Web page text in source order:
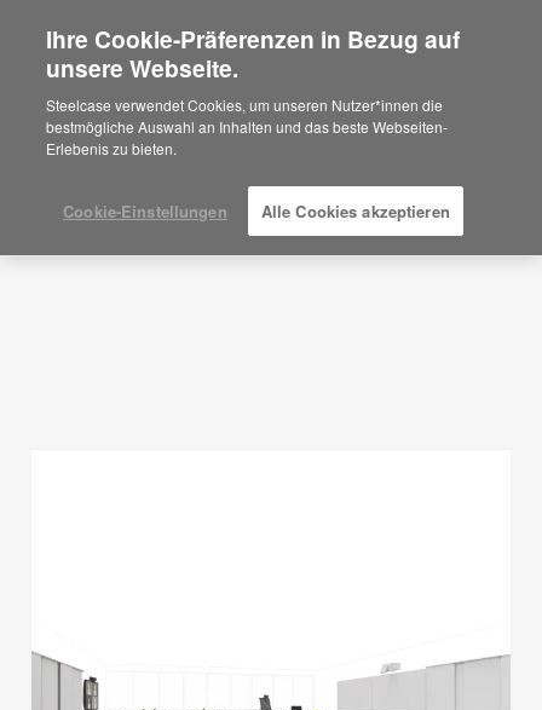
Are you in United States?
Would you like to see Products we sell in
your region?
Americas
Español
Planungsideen
Ihre Cookie-Präferenzen in Bezug auf
unsere Webseite.
Steelcase verwendet Cookies, um unseren Nutzer*innen die
bestmögliche Auswahl an Inhalten und das beste Webseiten-
Erlebenis zu bieten.
Cookie-Einstellungen Alle Cookies akzeptieren